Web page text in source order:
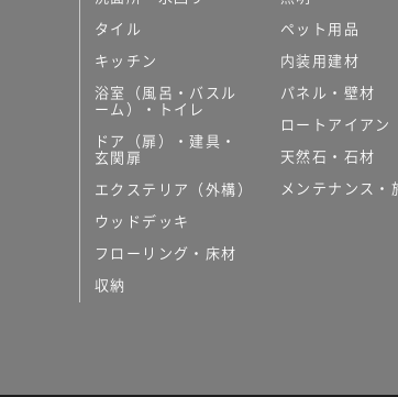
コンパクト
コンパク
カップボー
コンビネー
キッチン）
キッチン機
タイル
キッチン
浴室（風呂・バスル
ーム）・トイレ
ドア（扉）・建具・
玄関扉
エクステリア（外構）
ウッドデッキ
フローリング・床材
収納
ペット用品
内装用建材
パネル・壁材
ロートアイアン
天然石・石材
メンテナンス・